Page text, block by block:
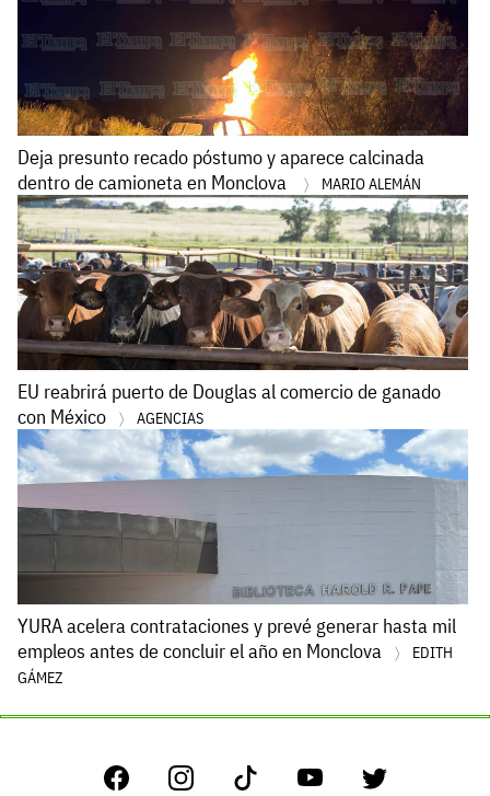
Deja presunto recado póstumo y aparece calcinada
dentro de camioneta en Monclova
MARIO ALEMÁN
EU reabrirá puerto de Douglas al comercio de ganado
con México
AGENCIAS
YURA acelera contrataciones y prevé generar hasta mil
empleos antes de concluir el año en Monclova
EDITH
GÁMEZ